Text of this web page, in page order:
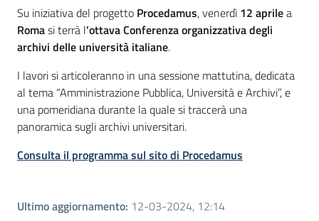
Introduzione
Su iniziativa del progetto Procedamus, venerdì 12 aprilea
Romasi terrà l’ottava Conferenza organizzativa degli
archivi delle università italiane.
I lavori si articoleranno in una sessione mattutina, dedicata
al tema “Amministrazione Pubblica, Università e Archivi”, e
una pomeridiana durante la quale si traccerà una
panoramica sugli archivi universitari.
Consulta il programma sul sito di Procedamus
Ultimo aggiornamento: 12-03-2024, 12:14